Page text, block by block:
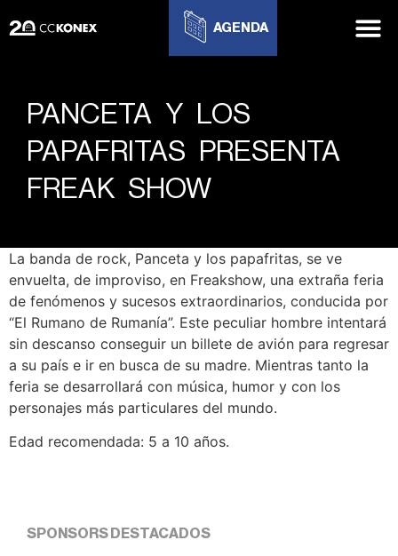
AGENDA
PANCETA Y LOS
PAPAFRITAS PRESENTA
FREAK SHOW
La banda de rock, Panceta y los papafritas, se ve
envuelta, de improviso, en Freakshow, una extraña feria
de fenómenos y sucesos extraordinarios, conducida por
“El Rumano de Rumanía”. Este peculiar hombre intentará
sin descanso conseguir un billete de avión para regresar
a su país e ir en busca de su madre. Mientras tanto la
feria se desarrollará con música, humor y con los
personajes más particulares del mundo.
Edad recomendada: 5 a 10 años.
SPONSORS DESTACADOS